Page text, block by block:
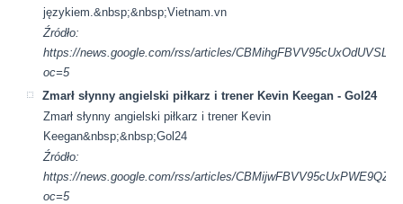
językiem.&nbsp;&nbsp;Vietnam.vn
Źródło:
https://news.google.com/rss/articles/
oc=5
Zmarł słynny angielski piłkarz i trener Kevin Keegan - Gol24
Zmarł słynny angielski piłkarz i trener Kevin
Keegan&nbsp;&nbsp;Gol24
Źródło:
https://news.google.com/rss/articles/
oc=5